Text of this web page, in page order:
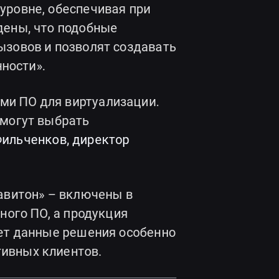
обеспечивая при
что подобные
и позволят создавать
ПО для виртуализации.
выбрать
директор
– включены в
ПО, а продукция
данные решения особенно
клиентов.